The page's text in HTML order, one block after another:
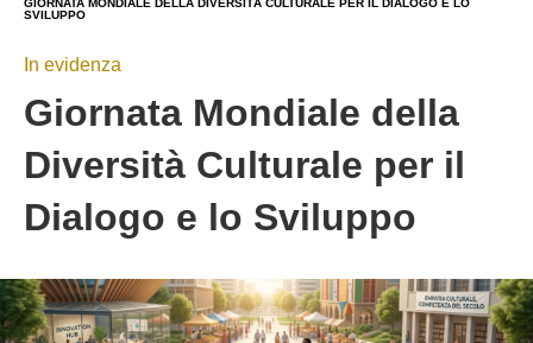
GIORNATA MONDIALE DELLA DIVERSITÀ CULTURALE PER IL DIALOGO E LO
SVILUPPO
In evidenza
Giornata Mondiale della
Diversità Culturale per il
Dialogo e lo Sviluppo